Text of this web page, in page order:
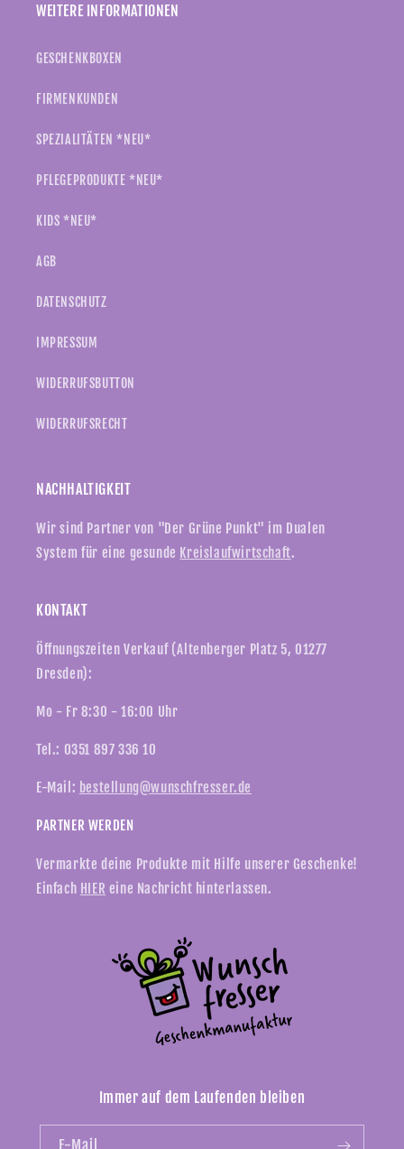
WEITERE INFORMATIONEN
GESCHENKBOXEN
FIRMENKUNDEN
SPEZIALITÄTEN *NEU*
PFLEGEPRODUKTE *NEU*
KIDS *NEU*
AGB
DATENSCHUTZ
IMPRESSUM
WIDERRUFSBUTTON
WIDERRUFSRECHT
NACHHALTIGKEIT
Wir sind Partner von "Der Grüne Punkt" im Dualen
System für eine gesunde Kreislaufwirtschaft.
KONTAKT
Öffnungszeiten Verkauf (Altenberger Platz 5, 01277
Dresden):
Mo - Fr 8:30 - 16:00 Uhr
Tel.: 0351 897 336 10
E-Mail: bestellung@wunschfresser.de
PARTNER WERDEN
Vermarkte deine Produkte mit Hilfe unserer Geschenke!
Einfach HIER eine Nachricht hinterlassen.
Immer auf dem Laufenden bleiben